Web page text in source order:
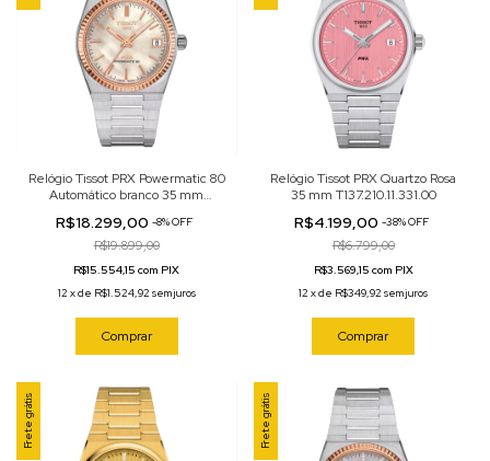
Relógio Tissot PRX Powermatic 80
Automático branco 35 mm
R$18.299,00-8%OFF
R$19.899,00
R$15.554,15 com PIX
12 xde R$1.524,92 sem juros
Comprar
Relógio Tissot PRX Quartzo Rosa
35 mm T137.210.11.331.00
R$4.199,00 -38%OFF
R$6.799,00
R$3.569,15 com PIX
12 xde R$349,92 sem juros
Comprar
Frete grátis Frete grátis